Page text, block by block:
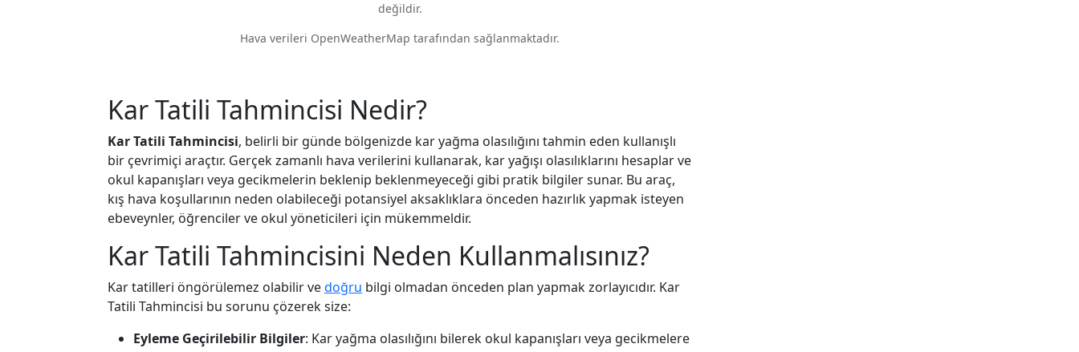
değildir.
Hava verileri OpenWeatherMap tarafından sağlanmaktadır.
Kar Tatili Tahmincisi Nedir?
Kar Tatili Tahmincisi, belirli bir günde bölgenizde kar yağma olasılığını tahmin eden kullanışlı
bir çevrimiçi araçtır. Gerçek zamanlı hava verilerini kullanarak, kar yağışı olasılıklarını hesaplar ve
okul kapanışları veya gecikmelerin beklenip beklenmeyeceği gibi pratik bilgiler sunar. Bu araç,
kış hava koşullarının neden olabileceği potansiyel aksaklıklara önceden hazırlık yapmak isteyen
ebeveynler, öğrenciler ve okul yöneticileri için mükemmeldir.
Kar Tatili Tahmincisini Neden Kullanmalısınız?
Kar tatilleri öngörülemez olabilir vedoğru bilgi olmadan önceden plan yapmak zorlayıcıdır. Kar
Tatili Tahmincisi bu sorunu çözerek size:
Eyleme Geçirilebilir Bilgiler: Kar yağma olasılığını bilerek okul kapanışları veya gecikmelere